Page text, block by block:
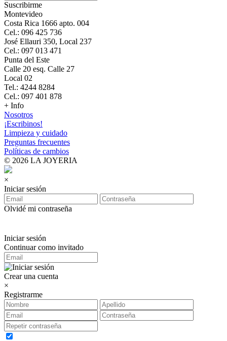
Suscribirme
Montevideo
Costa Rica 1666 apto. 004
Cel.: 096 425 736
José Ellauri 350, Local 237
Cel.: 097 013 471
Punta del Este
Calle 20 esq. Calle 27
Local 02
Tel.: 4244 8284
Cel.: 097 401 878
+ Info
Nosotros
¡Escribinos!
Limpieza y cuidado
Preguntas frecuentes
Políticas de cambios
© 2026 LA JOYERIA
×
Iniciar sesión
Olvidé mi contraseña
Iniciar sesión
Continuar como invitado
Crear una cuenta
×
Registrarme